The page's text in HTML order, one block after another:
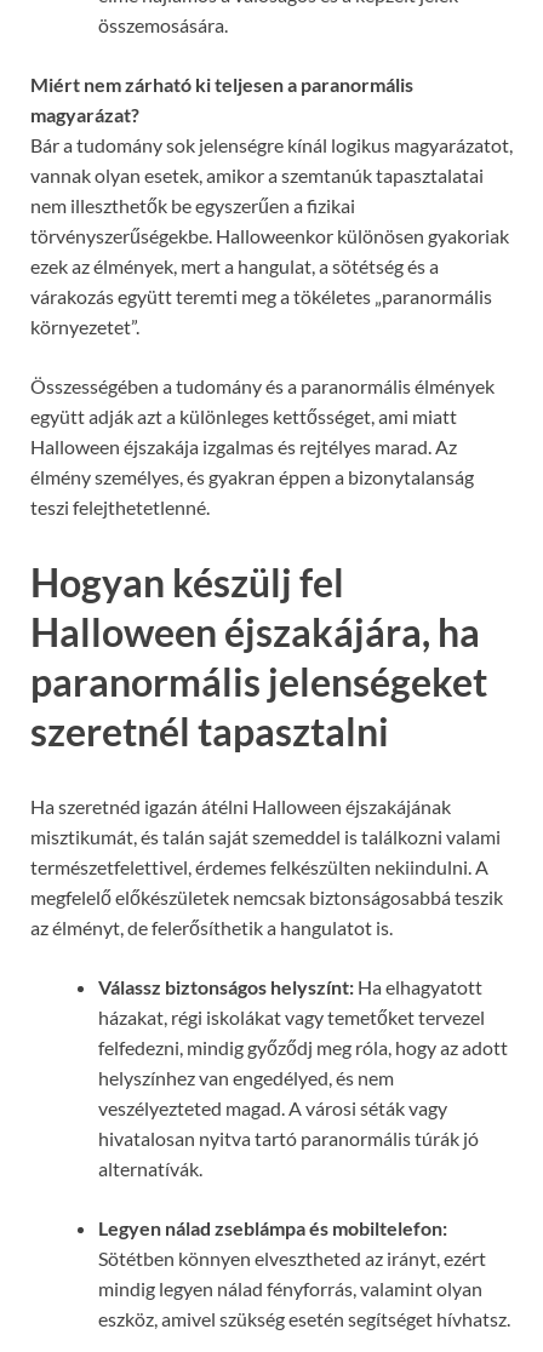
összemosására.
Miért nem zárható ki teljesen a paranormális
magyarázat?
Bár a tudomány sok jelenségre kínál logikus magyarázatot,
vannak olyan esetek, amikor a szemtanúk tapasztalatai
nem illeszthetők be egyszerűen a fizikai
törvényszerűségekbe. Halloweenkor különösen gyakoriak
ezek az élmények, mert a hangulat, a sötétség és a
várakozás együtt teremti meg a tökéletes „paranormális
környezetet”.
Összességében a tudomány és a paranormális élmények
együtt adják azt a különleges kettősséget, ami miatt
Halloween éjszakája izgalmas és rejtélyes marad. Az
élmény személyes, és gyakran éppen a bizonytalanság
teszi felejthetetlenné.
Hogyan készülj fel
Halloween éjszakájára, ha
paranormális jelenségeket
szeretnél tapasztalni
Ha szeretnéd igazán átélni Halloween éjszakájának
misztikumát, és talán saját szemeddel is találkozni valami
természetfelettivel, érdemes felkészülten nekiindulni. A
megfelelő előkészületek nemcsak biztonságosabbá teszik
az élményt, de felerősíthetik a hangulatot is.
Válassz biztonságos helyszínt: Ha elhagyatott
házakat, régi iskolákat vagy temetőket tervezel
felfedezni, mindig győződj meg róla, hogy az adott
helyszínhez van engedélyed, és nem
veszélyezteted magad. A városi séták vagy
hivatalosan nyitva tartó paranormális túrák jó
alternatívák.
Legyen nálad zseblámpa és mobiltelefon:
Sötétben könnyen elvesztheted az irányt, ezért
mindig legyen nálad fényforrás, valamint olyan
eszköz, amivel szükség esetén segítséget hívhatsz.